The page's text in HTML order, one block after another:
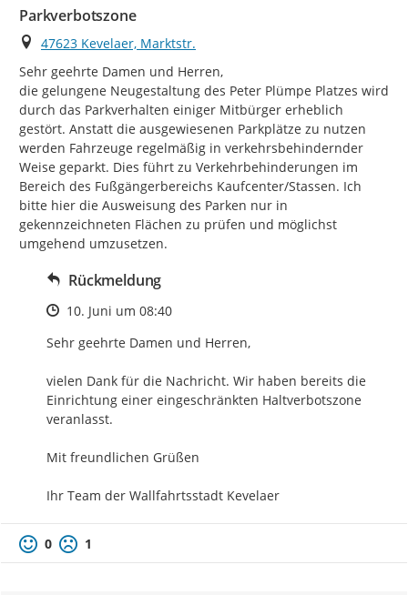
Parkverbotszone
Ort
47623 Kevelaer, Marktstr.
Sehr geehrte Damen und Herren,
die gelungene Neugestaltung des Peter Plümpe Platzes wird
durch das Parkverhalten einiger Mitbürger erheblich
gestört. Anstatt die ausgewiesenen Parkplätze zu nutzen
werden Fahrzeuge regelmäßig in verkehrsbehindernder
Weise geparkt. Dies führt zu Verkehrbehinderungen im
Bereich des Fußgängerbereichs Kaufcenter/Stassen. Ich
bitte hier die Ausweisung des Parken nur in
gekennzeichneten Flächen zu prüfen und möglichst
umgehend umzusetzen.
Rückmeldung
Zeitpunkt des Erstellens
10. Juni um 08:40
Sehr geehrte Damen und Herren,
vielen Dank für die Nachricht. Wir haben bereits die
Einrichtung einer eingeschränkten Haltverbotszone
veranlasst.
Mit freundlichen Grüßen
Ihr Team der Wallfahrtsstadt Kevelaer
0 1